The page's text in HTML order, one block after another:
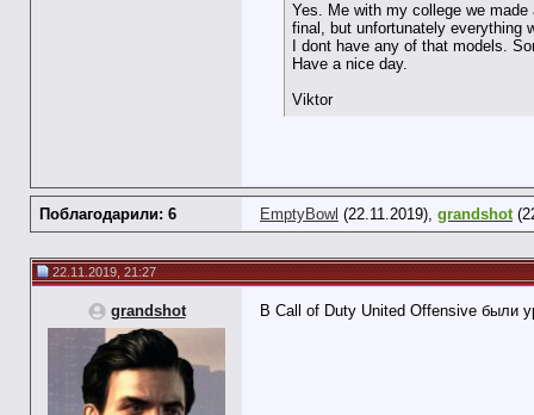
Yes. Me with my college we
final, but unfortunately everything
I dont have any of that models.
Have a nice day.
Viktor
Поблагодарили: 6 EmptyBowl (22.11.2019), grandshot
22.11.2019, 21:27
grandshot В Call of Duty United Offensive были